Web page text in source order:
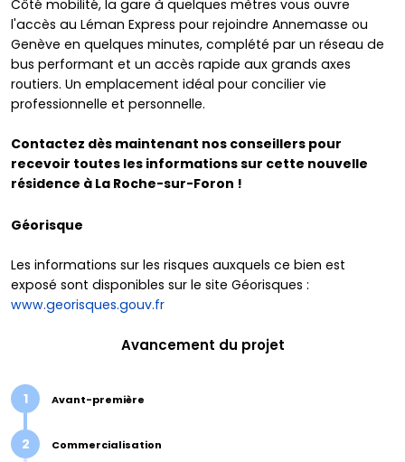
Côté mobilité, la gare à quelques mètres vous ouvre
l'accès au Léman Express pour rejoindre Annemasse ou
Genève en quelques minutes, complété par un réseau de
bus performant et un accès rapide aux grands axes
routiers. Un emplacement idéal pour concilier vie
professionnelle et personnelle.
Contactez dès maintenant nos conseillers pour
recevoir toutes les informations sur cette nouvelle
résidence à La Roche-sur-Foron !
Géorisque
Les informations sur les risques auxquels ce bien est
exposé sont disponibles sur le site Géorisques :
www.georisques.gouv.fr
Avancement du projet
1 Avant-première
2 Commercialisation